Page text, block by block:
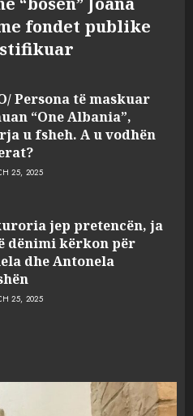
fondet publike
Persona të maskuar
“One Albania”,
u fsheh. A u vodhën
25, 2025
jep pretencën, ja
dënimi kërkon për
dhe Antonela
25, 2025